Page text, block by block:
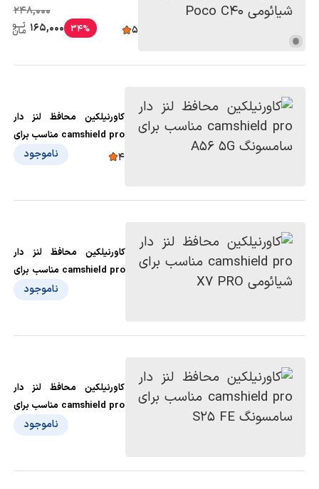
5
248,000
34%
165,000
کاورنیلکین محافظ لنز دار
camshield pro مناسب برای
سامسونگ A56 5G
4 ناموجود
کاورنیلکین محافظ لنز دار
camshield pro مناسب برای
ناموجود
کاورنیلکین محافظ لنز دار
camshield pro مناسب برای
ناموجود